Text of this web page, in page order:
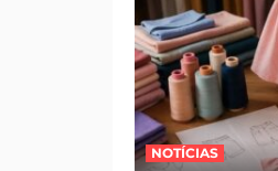
NOTÍCIAS